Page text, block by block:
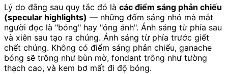
Lý do đằng sau quy tắc đó là các điểm sáng phản chiếu
(specular highlights) — những đốm sáng nhỏ mà mắt
người đọc là "bóng" hay "óng ánh". Ánh sáng từ phía sau
và xiên sau tạo ra chúng. Ánh sáng từ phía trước giết
chết chúng. Không có điểm sáng phản chiếu, ganache
bóng sẽ trông như bùn mờ, fondant trông như tường
thạch cao, và kem bơ mất đi độ bóng.